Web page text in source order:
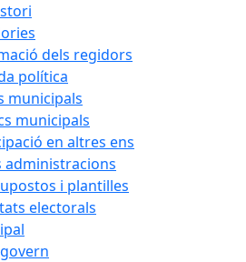
dels regidors
política
municipals
municipals
en altres ens
administracions
i plantilles
electorals